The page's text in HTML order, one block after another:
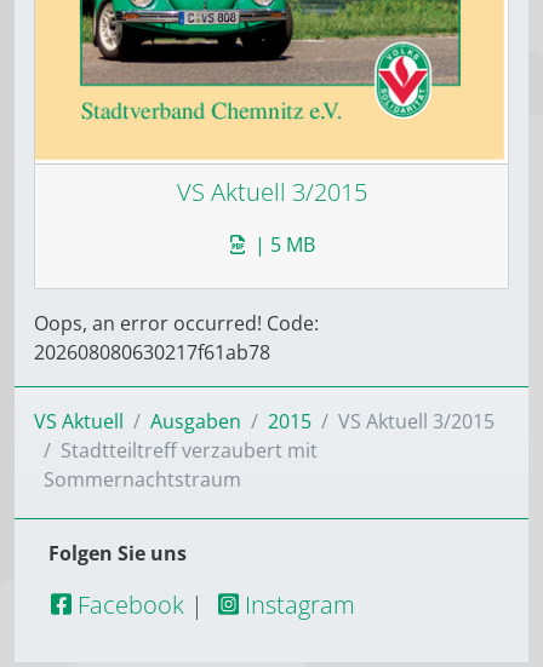
VS Aktuell 3/2015
| 5 MB
Oops, an error occurred! Code:
202608080630217f61ab78
VS Aktuell Ausgaben 2015
VS Aktuell 3/2015
Stadtteiltreff verzaubert mit
Sommernachtstraum
Folgen Sie uns
Facebook | Instagram